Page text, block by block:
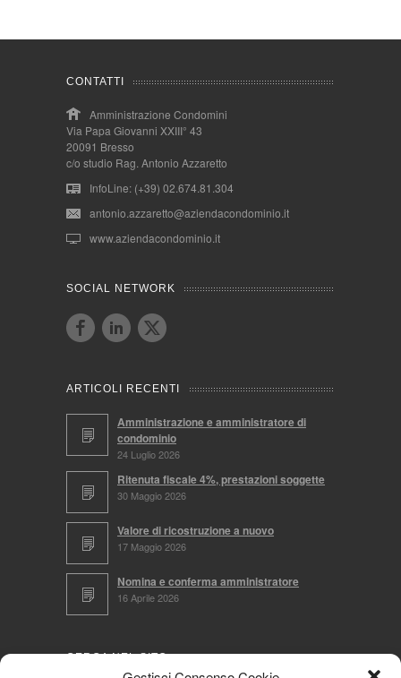
CONTATTI
Amministrazione Condomini
Via Papa Giovanni XXIII° 43
20091 Bresso
c/o studio Rag. Antonio Azzaretto
InfoLine: (+39) 02.674.81.304
antonio.azzaretto@aziendacondominio.it
www.aziendacondominio.it
SOCIAL NETWORK
ARTICOLI RECENTI
Amministrazione e amministratore di
condominio
24 Luglio 2026
Ritenuta fiscale 4%, prestazioni soggette
30 Maggio 2026
Valore di ricostruzione a nuovo
17 Maggio 2026
Nomina e conferma amministratore
16 Aprile 2026
CERCA NEL SITO